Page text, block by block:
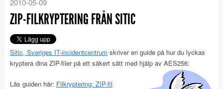
2010-05-09
ZIP-FILKRYPTERING FRÅN SITIC
Sitic, Sveriges IT-incidentcentrum skriver en guide på hur du lyckas
kryptera dina ZIP-filer på ett säkert sätt med hjälp av AES256:
Läs guiden här: Filkryptering: ZIP-fil